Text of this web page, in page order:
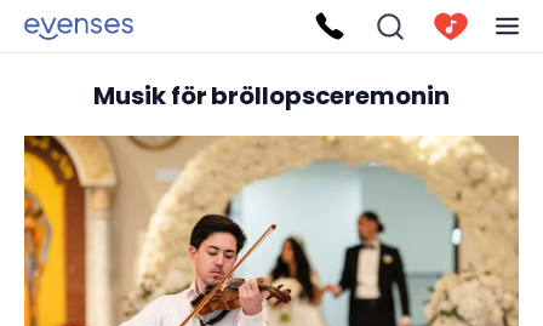
Musik för bröllopsceremonin